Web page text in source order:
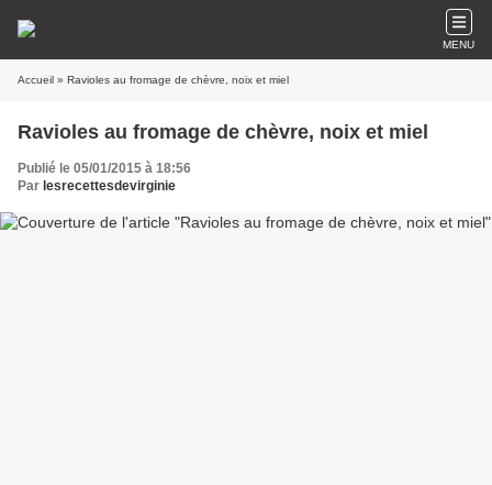
MENU
Accueil » Ravioles au fromage de chèvre, noix et miel
Ravioles au fromage de chèvre, noix et miel
Publié le 05/01/2015 à 18:56
Par lesrecettesdevirginie